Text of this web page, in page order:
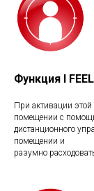
Функция I FEEL
При активации этой
помещении с
дистанционного
помещении и
разумно